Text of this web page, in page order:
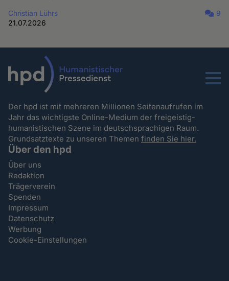
Christian Lührs
21.07.2026
9
Menu
Der hpd ist mit mehreren Millionen Seitenaufrufen im
Jahr das wichtigste Online-Medium der freigeistig-
humanistischen Szene im deutschsprachigen Raum.
Grundsatztexte zu unseren Themenfinden Sie hier.
Über den hpd
Über uns
Redaktion
Trägerverein
Spenden
Impressum
Datenschutz
Werbung
Cookie-Einstellungen